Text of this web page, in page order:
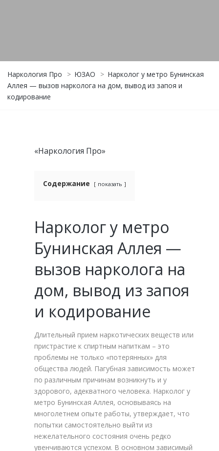
Наркология Про > ЮЗАО > Нарколог у метро Бунинская
Аллея — вызов нарколога на дом, вывод из запоя и
кодирование
«Наркология Про»
Содержание показать
Нарколог у метро
Бунинская Аллея —
вызов нарколога на
дом, вывод из запоя
и кодирование
Длительный прием наркотических веществ или
пристрастие к спиртным напиткам – это
проблемы не только «потерянных» для
общества людей. Пагубная зависимость может
по различным причинам возникнуть и у
здорового, адекватного человека. Нарколог у
метро Бунинская Аллея, основываясь на
многолетнем опыте работы, утверждает, что
попытки самостоятельно выйти из
нежелательного состояния очень редко
увенчиваются успехом. В основном зависимый